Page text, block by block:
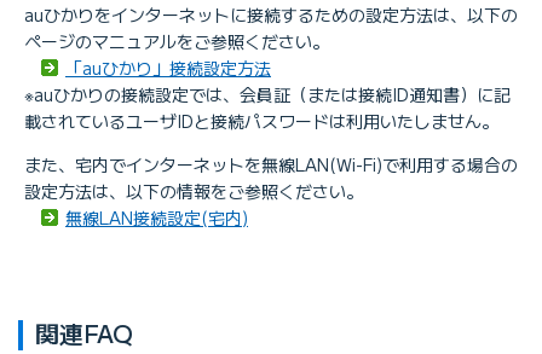
auひかりをインターネットに接続するための設定方法は、以下の
ページのマニュアルをご参照ください。
「auひかり」接続設定方法
※auひかりの接続設定では、会員証（または接続ID通知書）に記
載されているユーザIDと接続パスワードは利用いたしません。
また、宅内でインターネットを無線LAN(Wi-Fi)で利用する場合の
設定方法は、以下の情報をご参照ください。
無線LAN接続設定(宅内)
関連FAQ